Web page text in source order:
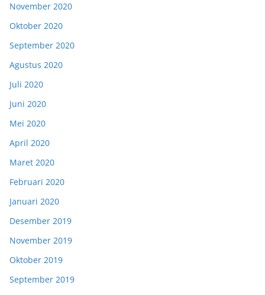
November 2020
Oktober 2020
September 2020
Agustus 2020
Juli 2020
Juni 2020
Mei 2020
April 2020
Maret 2020
Februari 2020
Januari 2020
Desember 2019
November 2019
Oktober 2019
September 2019